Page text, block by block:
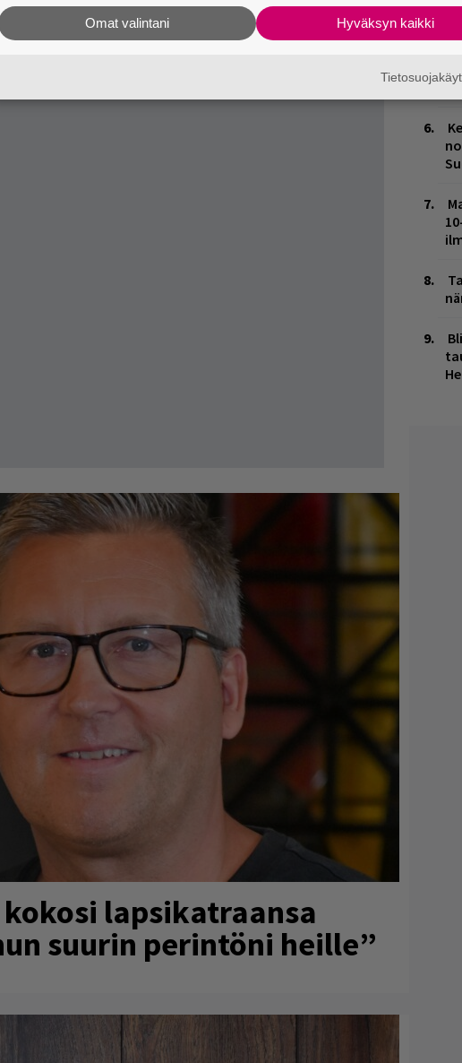
ja tiedät mistä kahvitauolla puhutaan! Nappaa
ja puheenaiheet suoraan sähköpostiin tästä.
lapsikatraansa
suurin perintöni heille”
Hyväksyn kaikki
Omat valintani